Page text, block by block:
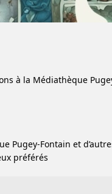
à la Médiathèque
Pugey-Fontain et
préférés